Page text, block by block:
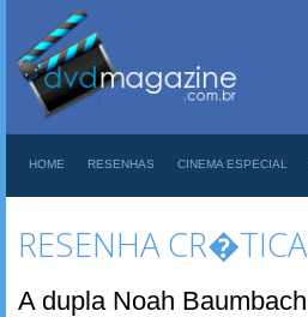
HOME RESENHAS CINEMA ESPECIAL
RESENHA
A dupla Noah